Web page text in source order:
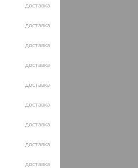
доставка
доставка
доставка
доставка
доставка
доставка
доставка
доставка
доставка